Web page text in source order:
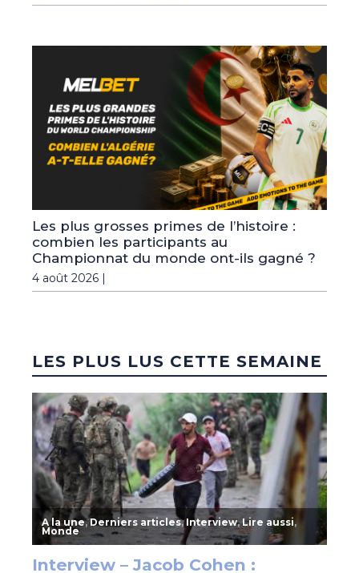
Les plus grosses primes de l’histoire :
combien les participants au
Championnat du monde ont-ils gagné ?
4 août 2026 |
LES PLUS LUS CETTE SEMAINE